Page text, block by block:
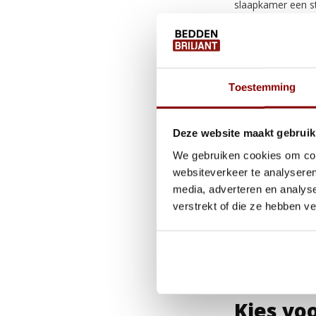
Toestemming
Deze website maakt
We gebruiken cookies om
websiteverkeer te
media, adverteren en
verstrekt of die ze hebben
slaapkamer een
Je vindt bij ons
om al je kleding
spullen en een
klassiek, en die
Geef je
Gebruik ze in
decoratie.
niet alleen extra
Kies